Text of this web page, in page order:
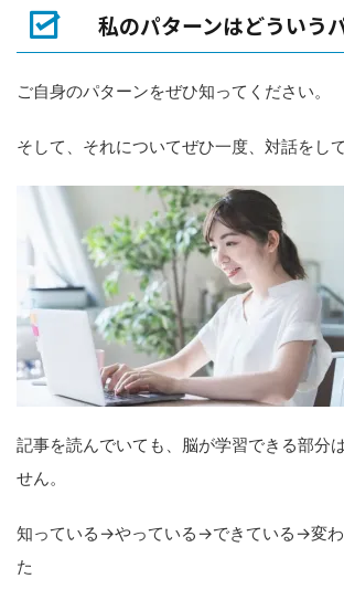
私のパターンはどういう
ご自身のパターンをぜひ知ってください。
そして、それについてぜひ一度、対話をし
記事を読んでいても、脳が学習できる部分
せん。
知っている→やっている→できている→変
た